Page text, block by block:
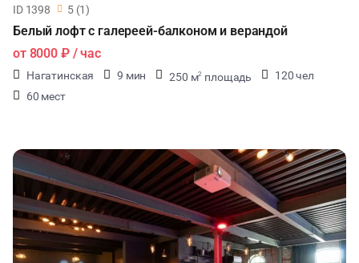
ID 1398 5 (1)
Белый лофт с галереей-балконом и верандой
от 8000 ₽/ час
Нагатинская 9 мин 250 м2 площадь
120 чел
60 мест